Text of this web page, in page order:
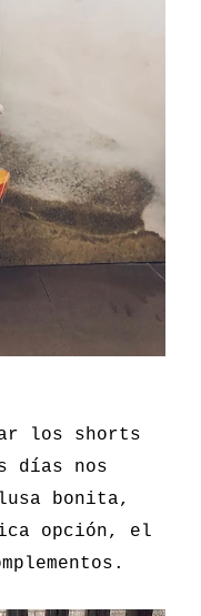
los shorts
días nos
bonita,
opción, el